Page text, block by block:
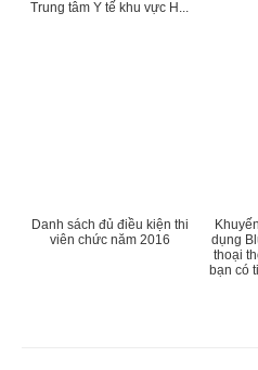
Trung tâm Y tế khu vực H...
Danh sách đủ điều kiện thi
viên chức năm 2016
dụng
thoại
bạn có